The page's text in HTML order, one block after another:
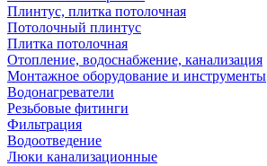
Плинтус, плитка потолочная
Потолочный плинтус
Плитка потолочная
Отопление, водоснабжение, канализация
Монтажное оборудование и инструменты
Водонагреватели
Резьбовые фитинги
Фильтрация
Водоотведение
Люки канализационные